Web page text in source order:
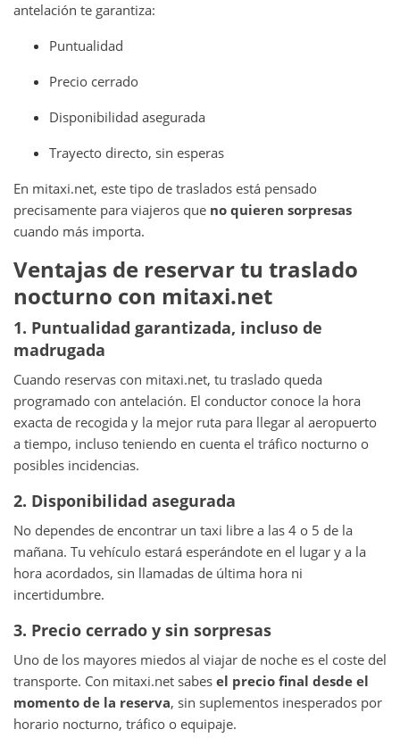
antelación te garantiza:
Puntualidad
Precio cerrado
Disponibilidad asegurada
Trayecto directo, sin esperas
En mitaxi.net, este tipo de traslados está pensado
precisamente para viajeros que no quieren sorpresas
cuando más importa.
Ventajas de reservar tu traslado
nocturno con mitaxi.net
1. Puntualidad garantizada, incluso de
madrugada
Cuando reservas con mitaxi.net, tu traslado queda
programado con antelación. El conductor conoce la hora
exacta de recogida y la mejor ruta para llegar al aeropuerto
a tiempo, incluso teniendo en cuenta el tráfico nocturno o
posibles incidencias.
2. Disponibilidad asegurada
No dependes de encontrar un taxi libre a las 4 o 5 de la
mañana. Tu vehículo estará esperándote en el lugar y a la
hora acordados, sin llamadas de última hora ni
incertidumbre.
3. Precio cerrado y sin sorpresas
Uno de los mayores miedos al viajar de noche es el coste del
transporte. Con mitaxi.net sabes el precio final desde el
momento de la reserva, sin suplementos inesperados por
horario nocturno, tráfico o equipaje.